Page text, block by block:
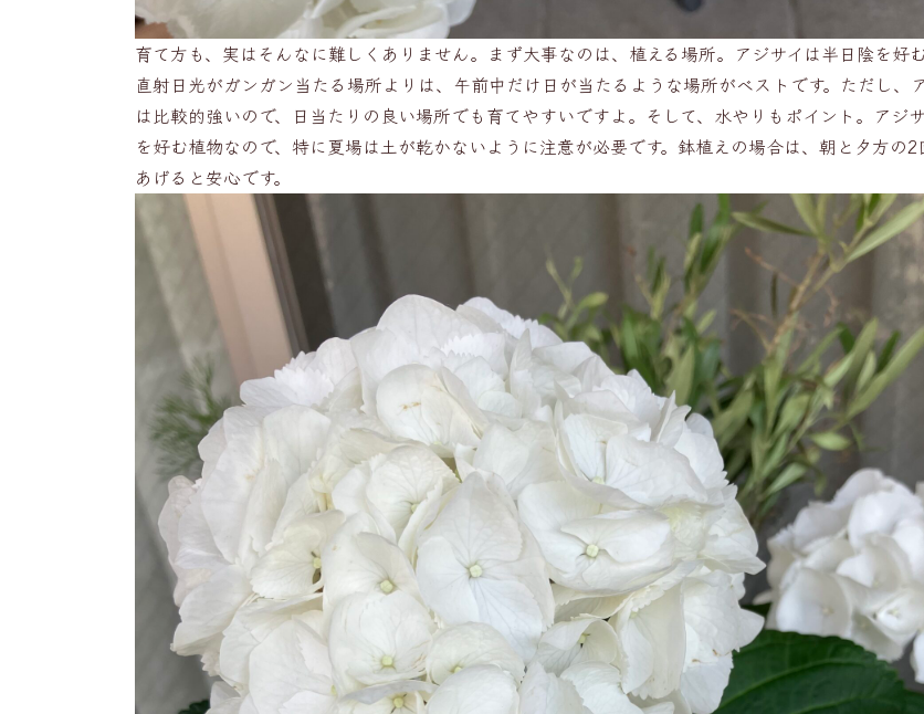
育て方も、実はそんなに難しくありません。まず大事なのは、植える場所。アジサイは半日陰を好む
直射日光がガンガン当たる場所よりは、午前中だけ日が当たるような場所がベストです。ただし、
は比較的強いので、日当たりの良い場所でも育てやすいですよ。そして、水やりもポイント。アジ
を好む植物なので、特に夏場は土が乾かないように注意が必要です。鉢植えの場合は、朝と夕方の2
あげると安心です。